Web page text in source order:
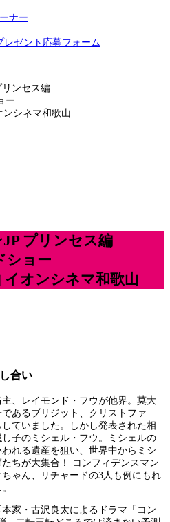
ナー
レゼント応募フォーム
リンセス編
ー
ンシネマ和歌山
プリンセス編
ショー
オンシネマ和歌山
合い
、レイモンド・フウが他界。莫大
あるブリジット、クリストファ
ていました。しかし発表された相
子のミシェル・フウ。ミシェルの
れる遺産を狙い、世界中からミシ
ちが大集合！ コンフィデンスマン
ゃん、リチャードの3人も例にもれ
家・古沢良太によるドラマ「コン